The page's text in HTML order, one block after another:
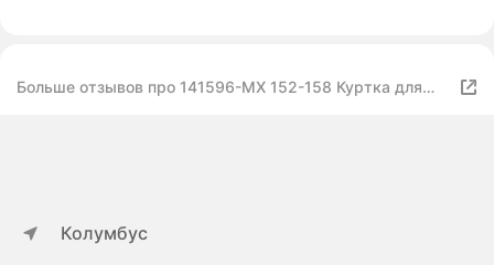
Больше отзывов про 141596-MX 152-158 Куртка для
Колумбус